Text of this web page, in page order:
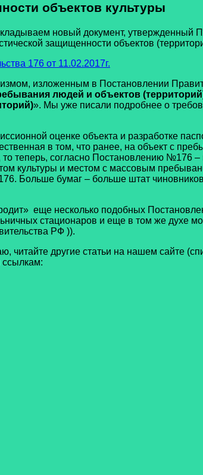
объектов культуры
новый документ, утвержденный
защищенности объектов
176 от 11.02.2017г.
изложенным в Постановлении
людей и объектов
». Мы уже писали подробнее о
оценке объекта и разработке
в том, что ранее, на объект с
теперь, согласно Постановлению №176 –
культуры и местом с массовым
Больше бумаг – больше штат
еще несколько подобных
стационаров и еще в том же духе
РФ )).
другие статьи на нашем сайте
ссылкам: